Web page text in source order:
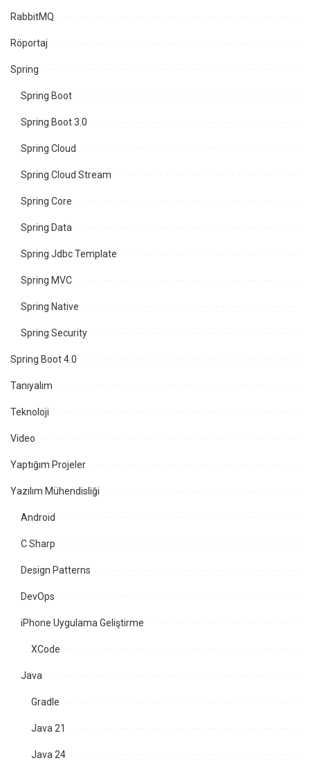
RabbitMQ
Röportaj
Spring
Spring Boot
Spring Boot 3.0
Spring Cloud
Spring Cloud Stream
Spring Core
Spring Data
Spring Jdbc Template
Spring MVC
Spring Native
Spring Security
Spring Boot 4.0
Tanıyalım
Teknoloji
Video
Yaptığım Projeler
Yazılım Mühendisliği
Android
C Sharp
Design Patterns
DevOps
iPhone Uygulama Geliştirme
XCode
Java
Gradle
Java 21
Java 24